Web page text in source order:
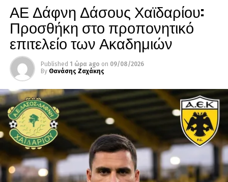
ΑΕ Δάφνη Δάσους Χαϊδαρίου:
Προσθήκη στο προπονητικό
επιτελείο των Ακαδημιών
Published 1 ώρα ago on 09/08/2026
By Θανάσης Ζαχάκης